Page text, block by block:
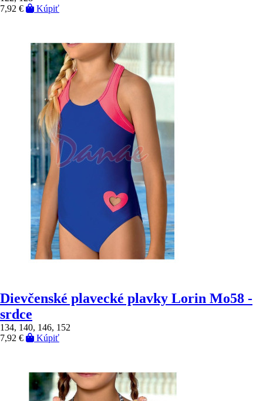
7,92 €
Kúpiť
Dievčenské plavecké plavky Lorin Mo58 -
srdce
134, 140, 146, 152
7,92 €
Kúpiť